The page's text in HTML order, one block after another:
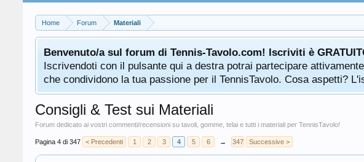
Home Forum Materiali
Benvenuto/a sul forum di Tennis-Tavolo.com! Iscriviti è
Iscrivendoti con il pulsante qui a destra potrai partecipare
che condividono la tua passione per il TennisTavolo. Cosa aspetti?
Consigli & Test sui Materiali
Forum dedicato ai vostri commenti/recensioni su tavoli, gomme, telai e tutti i materiali per TennisTavolo!
Pagina 4 di 347 < Precedenti 1 2 3 4 5 6 → 347 Successive >